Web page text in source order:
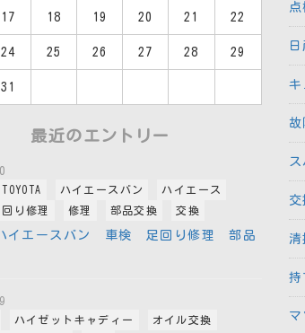
17 18 19 20 21 22
24 25 26 27 28 29
31
最近のエントリー
TOYOTA ハイエースバン
ハイエース
回り修理 修理 部品交換 交換
イエースバン 車検 足回り修理 部品
ハイゼットキャディー
オイル交換